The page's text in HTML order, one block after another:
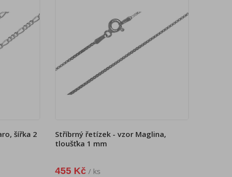
šířka 2
Stříbrný řetízek - vzor Maglina,
tloušťka 1 mm
455 Kč / ks